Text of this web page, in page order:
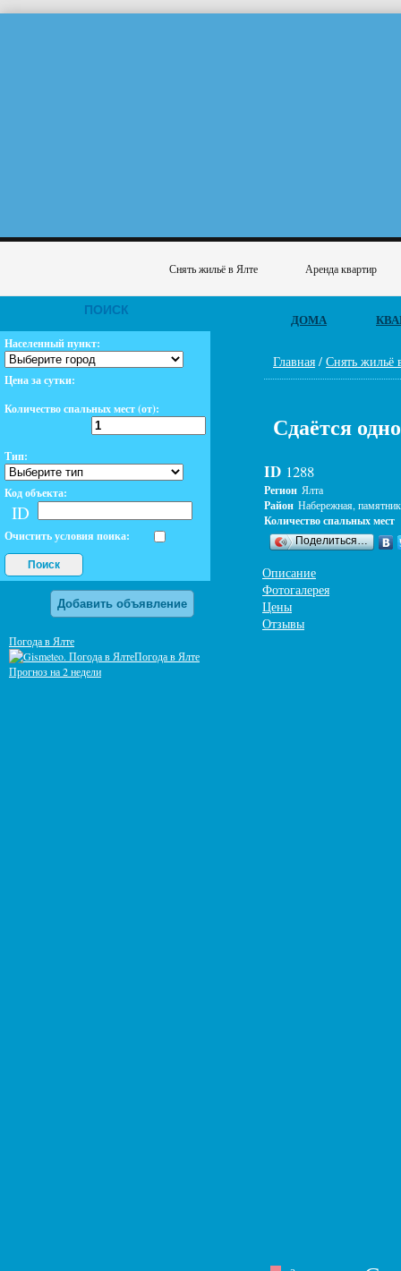
Снять жильё в Ялте Аренда квартир
ДОМА
Главная / Снять жильё
Сдаётся
ID 1288
Регион Ялта
Район Набережная,
Количество спальных мест
Поделиться…
Описание
Фотогалерея
Цены
Отзывы
ПОИСК
Населенный пункт:
Цена за сутки:
Количество спальных мест (от):
Тип:
Код объекта:
ID
Очистить условия поика:
Поиск
Добавить объявление
Погода в Ялте
Погода в Ялте
Прогноз на 2 недели